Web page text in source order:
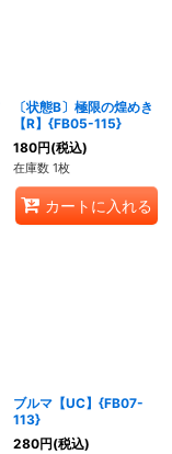
〔状態B〕極限の煌めき
【R】{FB05-115}
180円(税込)
在庫数 1枚
カートに入れる
ブルマ【UC】{FB07-
113}
280円(税込)